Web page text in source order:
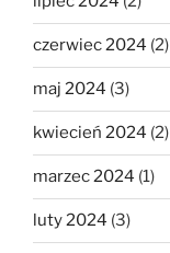
czerwiec 2024 (2)
maj 2024 (3)
kwiecień 2024 (2)
marzec 2024 (1)
luty 2024 (3)